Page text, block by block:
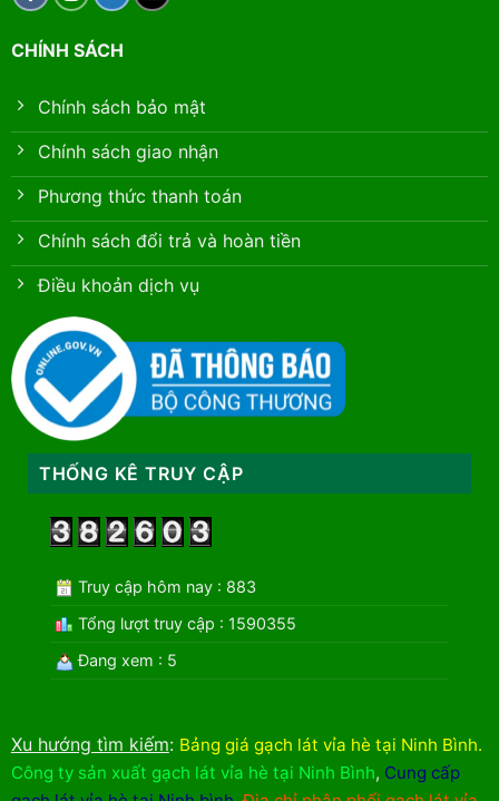
CHÍNH SÁCH
Chính sách bảo mật
Chính sách giao nhận
Phương thức thanh toán
Chính sách đổi trả và hoàn tiền
Điều khoản dịch vụ
THỐNG KÊ TRUY CẬP
Truy cập hôm nay : 883
Tổng lượt truy cập : 1590355
Đang xem : 5
Xu hướng tìm kiếm: Bảng giá gạch lát vỉa hè tại Ninh Bình.
Công ty sản xuất gạch lát vỉa hè tại Ninh Bình, Cung cấp